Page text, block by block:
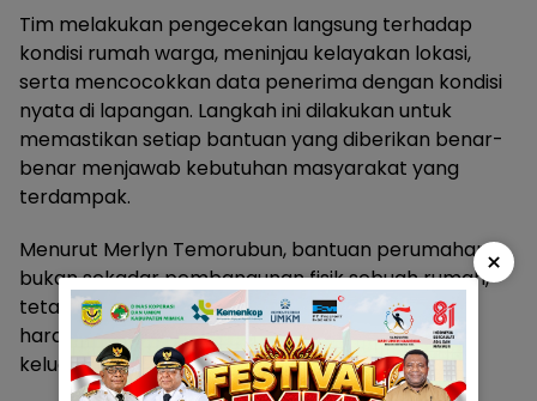
Tim melakukan pengecekan langsung terhadap
kondisi rumah warga, meninjau kelayakan lokasi,
serta mencocokkan data penerima dengan kondisi
nyata di lapangan. Langkah ini dilakukan untuk
memastikan setiap bantuan yang diberikan benar-
benar menjawab kebutuhan masyarakat yang
terdampak.
Menurut Merlyn Temorubun, bantuan perumahan
bukan sekadar pembangunan fisik sebuah rumah,
tetapi juga upaya mengembalikan rasa aman,
harapan, dan kehidupan yang lebih baik bagi
keluarga yang terdampak bencana.
×